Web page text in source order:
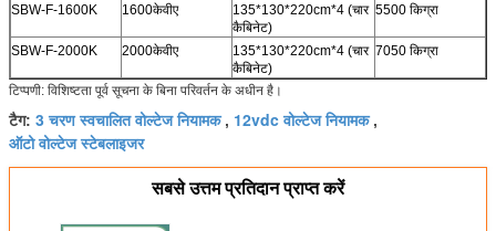
SBW-F-1600K 1600केवीए
135*130*220cm*4 (चार
कैबिनेट)
5500 किग्रा
SBW-F-2000K 2000केवीए
135*130*220cm*4 (चार
कैबिनेट)
7050 किग्रा
टिप्पणी: विशिष्टता पूर्व सूचना के बिना परिवर्तन के अधीन है।
टैग: 3 चरण स्वचालित वोल्टेज नियामक, 12vdc वोल्टेज नियामक,
ऑटो वोल्टेज स्टेबलाइजर
सबसे उत्तम प्रतिदान प्राप्त करें